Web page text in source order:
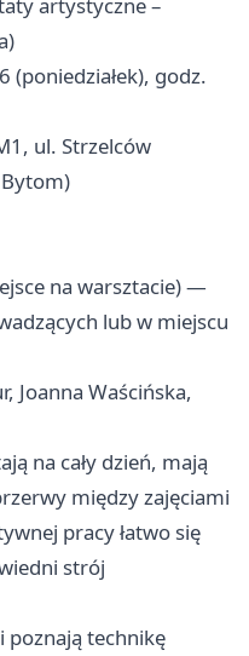
(poniedziałek), godz.
ul. Strzelców
na warsztacie) —
lub w miejscu
Joanna Waścińska,
na cały dzień, mają
między zajęciami
pracy łatwo się
strój
poznają technikę